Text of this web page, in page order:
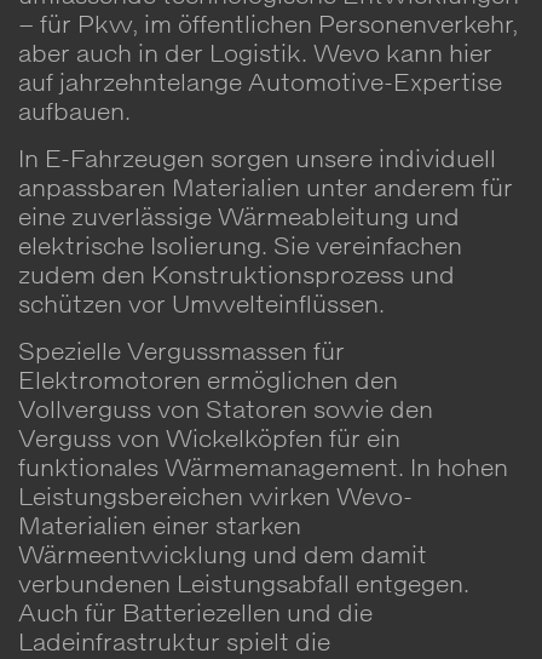
– für Pkw, im öffentlichen Personenverkehr,
aber auch in der Logistik. Wevo kann hier
auf jahrzehntelange Automotive-Expertise
aufbauen.
In E-Fahrzeugen sorgen unsere individuell
anpassbaren Materialien unter anderem für
eine zuverlässige Wärmeableitung und
elektrische Isolierung. Sie vereinfachen
zudem den Konstruktionsprozess und
schützen vor Umwelteinflüssen.
Spezielle Vergussmassen für
Elektromotoren ermöglichen den
Vollverguss von Statoren sowie den
Verguss von Wickelköpfen für ein
funktionales Wärmemanagement. In hohen
Leistungsbereichen wirken Wevo-
Materialien einer starken
Wärmeentwicklung und dem damit
verbundenen Leistungsabfall entgegen.
Auch für Batteriezellen und die
Ladeinfrastruktur spielt die